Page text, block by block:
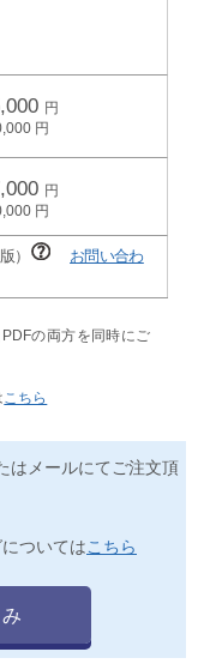
版）
お問い合わ
の両方を同時にご
こちら
はメールにてご注文頂
ついてはこちら